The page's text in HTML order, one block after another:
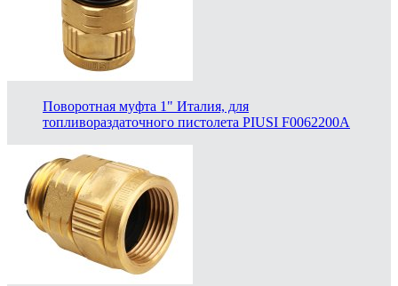
Поворотная муфта 1" Италия, для
топливораздаточного пистолета PIUSI F0062200A